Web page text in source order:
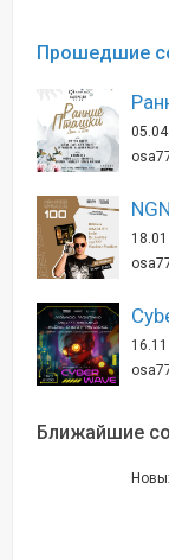
Прошедшие
Ближайшие